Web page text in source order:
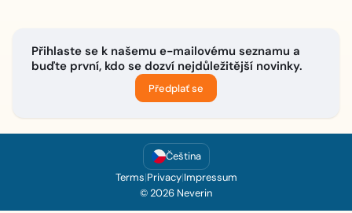
Přihlaste se k našemu e-mailovému seznamu a
buďte první, kdo se dozví nejdůležitější novinky.
Předplať se
Čeština
Terms|Privacy|Impressum
© 2026 Neverin